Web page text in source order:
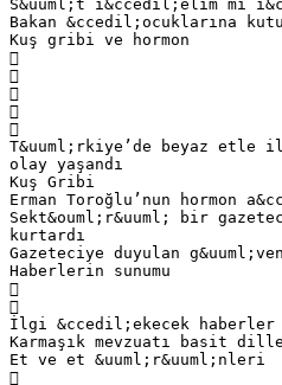
S&uuml;t i&ccedil;elim mi
Bakan &ccedil;ocuklarına
Kuş gribi ve hormon





T&uuml;rkiye’de beyaz
olay yaşandı
Kuş Gribi
Erman Toroğlu’nun hormon
Sekt&ouml;r&uuml; bir
kurtardı
Gazeteciye duyulan g&uuml;ven
Haberlerin sunumu


İlgi &ccedil;ekecek haberler
Karmaşık mevzuatı basit dille
Et ve et &uuml;r&uuml;nleri
